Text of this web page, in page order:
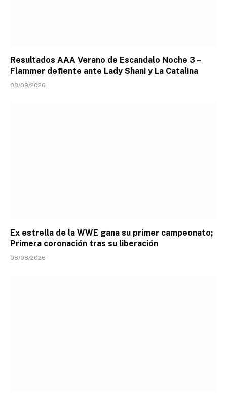
Resultados AAA Verano de Escandalo Noche 3 –
Flammer defiente ante Lady Shani y La Catalina
08/09/2026
Ex estrella de la WWE gana su primer campeonato;
Primera coronación tras su liberación
08/08/2026